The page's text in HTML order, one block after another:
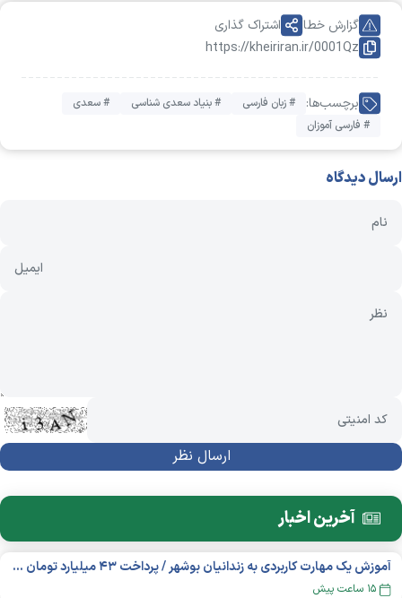
https://kheiriran.ir/0001Qz
گزارش خطا اشتراک گذاری
برچسب‌ها: # زبان فارسی # بنیاد سعدی شناسی
# سعدی
# فارسی آموزان
ارسال دیدگاه
آخرین اخبار
آموزش یک مهارت کاربردی به زندانیان بوشهر / پرداخت ۴۳ میلیارد تومان تسهیلات خوداشتغالی
۱۵ ساعت پیش